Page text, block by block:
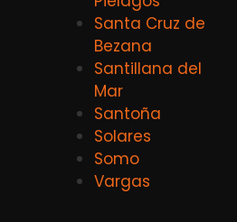
Santa Cruz de
Bezana
Santillana del
Mar
Santoña
Solares
Somo
Vargas